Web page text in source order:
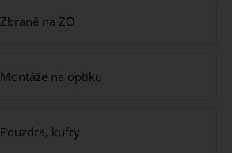
Zbraně na ZO
Montáže na optiku
Pouzdra, kufry